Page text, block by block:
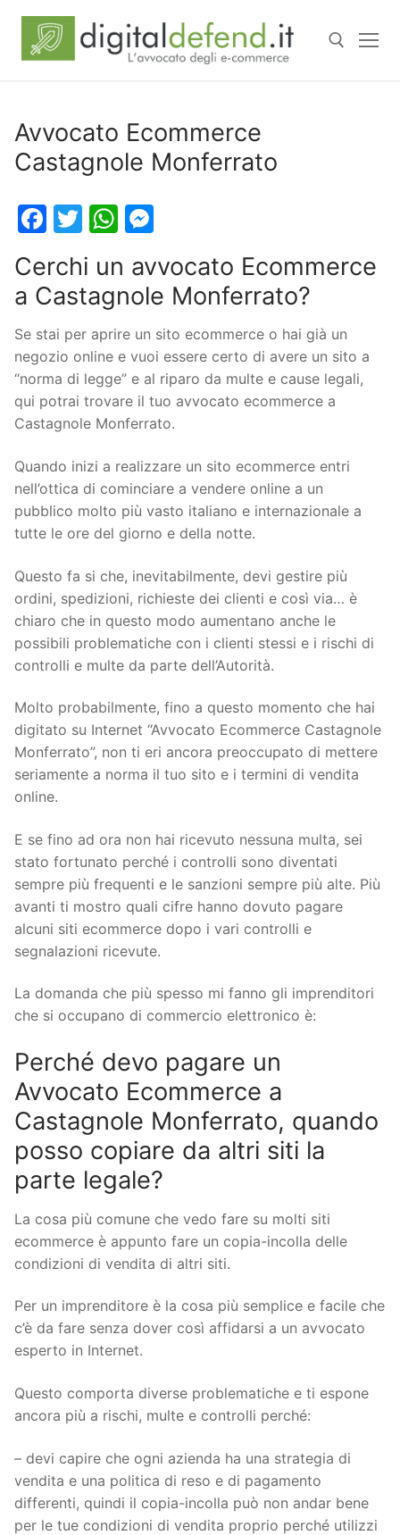
Avvocato Ecommerce
Castagnole Monferrato
Facebook
TwitterWhatsApp
Cerchi un avvocato Ecommerce
a Castagnole Monferrato?
Se stai per aprire un sito ecommerce o hai già un
negozio online e vuoi essere certo di avere un sito a
“norma di legge” e al riparo da multe e cause legali,
qui potrai trovare il tuo avvocato ecommerce a
Castagnole Monferrato.
Quando inizi a realizzare un sito ecommerce entri
nell’ottica di cominciare a vendere online a un
pubblico molto più vasto italiano e internazionale a
tutte le ore del giorno e della notte.
Questo fa si che, inevitabilmente, devi gestire più
ordini, spedizioni, richieste dei clienti e così via… è
chiaro che in questo modo aumentano anche le
possibili problematiche con i clienti stessi e i rischi di
controlli e multe da parte dell’Autorità.
Molto probabilmente, fino a questo momento che hai
digitato su Internet “Avvocato Ecommerce Castagnole
Monferrato”, non ti eri ancora preoccupato di mettere
seriamente a norma il tuo sito e i termini di vendita
online.
E se fino ad ora non hai ricevuto nessuna multa, sei
stato fortunato perché i controlli sono diventati
sempre più frequenti e le sanzioni sempre più alte. Più
avanti ti mostro quali cifre hanno dovuto pagare
alcuni siti ecommerce dopo i vari controlli e
segnalazioni ricevute.
La domanda che più spesso mi fanno gli imprenditori
che si occupano di commercio elettronico è:
Perché devo pagare un
Avvocato Ecommerce a
Castagnole Monferrato, quando
posso copiare da altri siti la
parte legale?
La cosa più comune che vedo fare su molti siti
ecommerce è appunto fare un copia-incolla delle
condizioni di vendita di altri siti.
Per un imprenditore è la cosa più semplice e facile che
c’è da fare senza dover così affidarsi a un avvocato
esperto in Internet.
Questo comporta diverse problematiche e ti espone
ancora più a rischi, multe e controlli perché:
– devi capire che ogni azienda ha una strategia di
vendita e una politica di reso e di pagamento
differenti, quindi il copia-incolla può non andar bene
per le tue condizioni di vendita proprio perché utilizzi